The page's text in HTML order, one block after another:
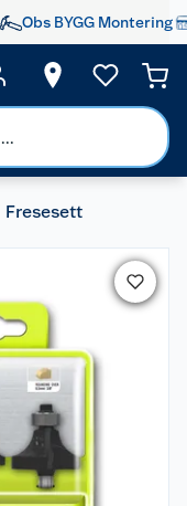
Obs BYGG Montering
Fresesett